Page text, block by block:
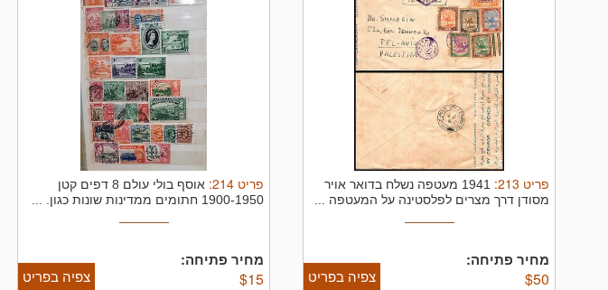
פריט 213
:
1941 מעטפה נשלח בדואר אויר
מסודן דרך מצרים לפלסטינה על המעטפה ...
מחיר פתיחה:
$50 צפיה בפריט
פריט 214
:
אוסף בולי עולם 8 דפים קטן
1900-1950 חתומים ממדינות שונות כגון. ...
מחיר פתיחה:
$15 צפיה בפריט